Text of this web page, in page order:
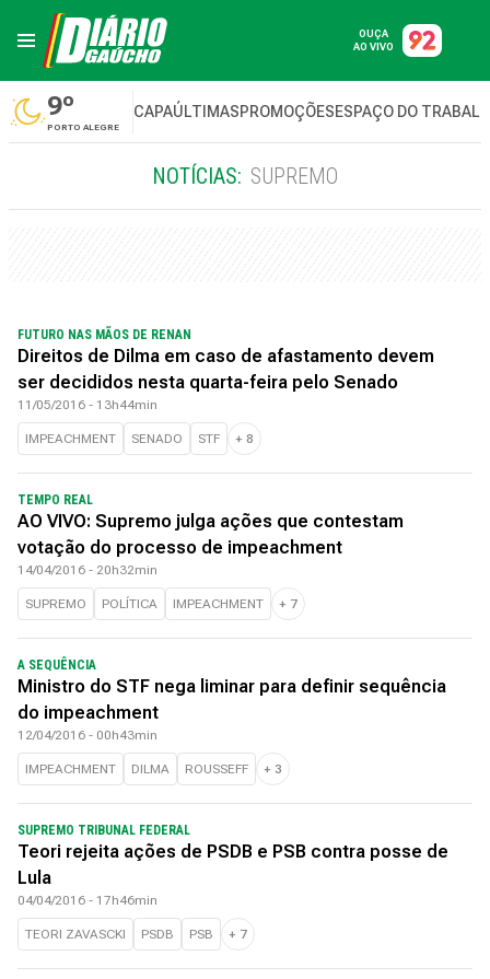
OUÇA
AO VIVO
9º
PORTO ALEGRE
CAPAÚLTIMASPROMOÇÕESESPAÇO DO
NOTÍCIAS: SUPREMO
FUTURO NAS MÃOS DE RENAN
Direitos de Dilma em caso de afastamento devem
ser decididos nesta quarta-feira pelo Senado
11/05/2016 - 13h44min
IMPEACHMENT SENADO STF + 8
TEMPO REAL
AO VIVO: Supremo julga ações que contestam
votação do processo de impeachment
14/04/2016 - 20h32min
SUPREMO POLÍTICA IMPEACHMENT + 7
A SEQUÊNCIA
Ministro do STF nega liminar para definir sequência
do impeachment
12/04/2016 - 00h43min
IMPEACHMENT DILMA ROUSSEFF + 3
SUPREMO TRIBUNAL FEDERAL
Teori rejeita ações de PSDB e PSB contra posse de
Lula
04/04/2016 - 17h46min
TEORI ZAVASCKI PSDB PSB + 7